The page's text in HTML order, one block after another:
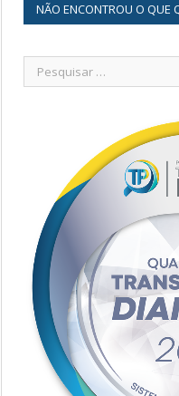
NÃO ENCONTROU O QUE